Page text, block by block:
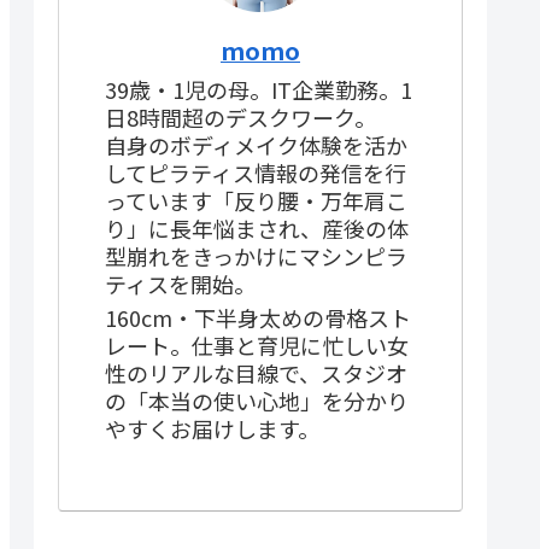
momo
39歳・1児の母。IT企業勤務。1
日8時間超のデスクワーク。
自身のボディメイク体験を活か
してピラティス情報の発信を行
っています「反り腰・万年肩こ
り」に長年悩まされ、産後の体
型崩れをきっかけにマシンピラ
ティスを開始。
160cm・下半身太めの骨格スト
レート。仕事と育児に忙しい女
性のリアルな目線で、スタジオ
の「本当の使い心地」を分かり
やすくお届けします。